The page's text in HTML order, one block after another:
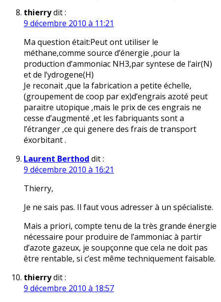
thierrydit :
9 décembre 2010 à 11:21
Ma question était:Peut ont utiliser le
méthane,comme source d’énergie ,pour la
production d’ammoniac NH3,par syntese de l’air(N)
et de l’ydrogene(H)
Je reconait ,que la fabrication a petite échelle,
(groupement de coop par ex)d’engrais azoté peut
paraitre utopique ,mais le prix de ces engrais ne
cesse d’augmenté ,et les fabriquants sont a
l’étranger ,ce qui genere des frais de transport
éxorbitant .
Laurent Berthod dit :
9 décembre 2010 à 16:21
Thierry,
Je ne sais pas. Il faut vous adresser à un spécialiste.
Mais a priori, compte tenu de la très grande énergie
nécessaire pour produire de l’ammoniac à partir
d’azote gazeux, je soupçonne que cela ne doit pas
être rentable, si c’est même techniquement faisable.
thierrydit :
9 décembre 2010 à 18:57